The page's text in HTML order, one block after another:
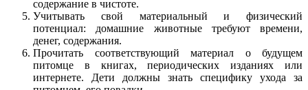
содержание в чистоте.
Учитывать свой материальный и физический
потенциал: домашние животные требуют времени,
денег, содержания.
Прочитать соответствующий материал о будущем
питомце в книгах, периодических изданиях или
интернете. Дети должны знать специфику ухода за